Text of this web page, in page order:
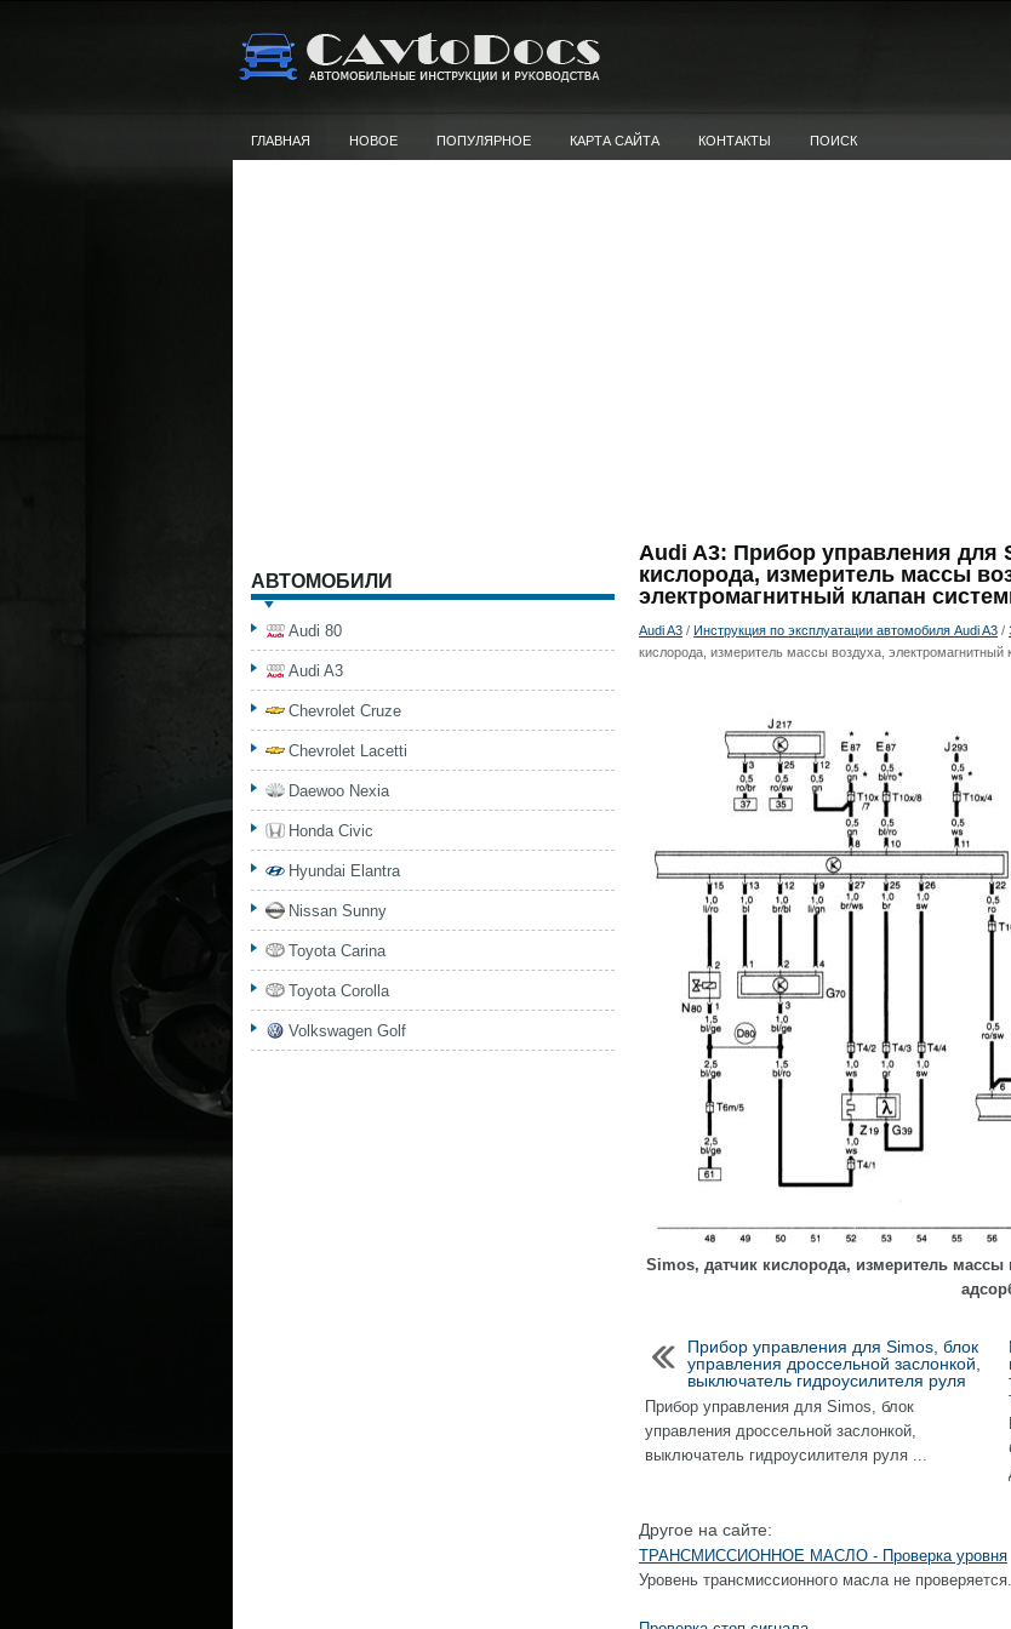
ГЛАВНАЯ НОВОЕ ПОПУЛЯРНОЕ КАРТА САЙТА КОНТАКТЫ ПОИСК
Audi A3: Прибор управления для
кислорода, измеритель массы
электромагнитный клапан
Audi A3 / Инструкция по эксплуатации автомобиля Audi A3 /
кислорода, измеритель массы воздуха, электромагнитный
Simos, датчик кислорода, измеритель
Прибор управления для Simos, блок
управления дроссельной заслонкой,
выключатель гидроусилителя руля
Прибор управления для Simos, блок
управления дроссельной заслонкой,
выключатель гидроусилителя руля ...
Другое на сайте:
ТРАНСМИССИОННОЕ МАСЛО - Проверка уровня
Уровень трансмиссионного масла не
АВТОМОБИЛИ
Audi 80
Audi A3
Chevrolet Cruze
Chevrolet Lacetti
Daewoo Nexia
Honda Civic
Hyundai Elantra
Nissan Sunny
Toyota Carina
Toyota Corolla
Volkswagen Golf